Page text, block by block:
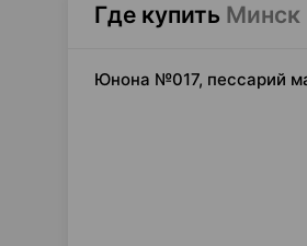
Где купить Минск
Юнона №017, пессарий